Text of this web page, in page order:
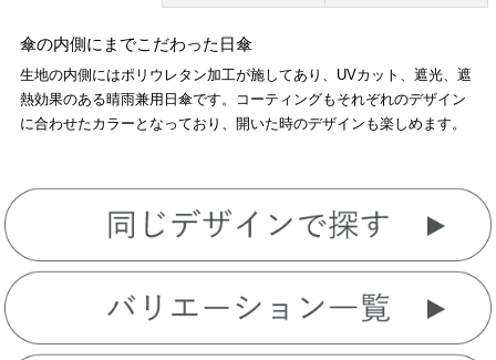
傘の内側にまでこだわった日傘
生地の内側にはポリウレタン加工が施してあり、UVカット、遮光、遮
熱効果のある晴雨兼用日傘です。コーティングもそれぞれのデザイン
に合わせたカラーとなっており、開いた時のデザインも楽しめます。